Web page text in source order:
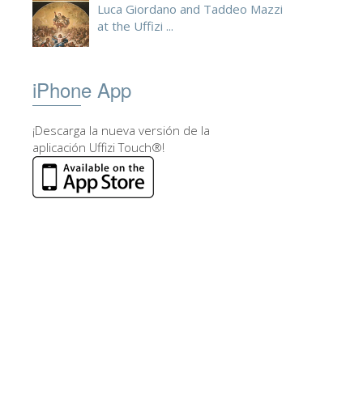
Luca Giordano and Taddeo Mazzi
at the Uffizi ...
iPhone App
¡Descarga la nueva versión de la
aplicación Uffizi Touch®!